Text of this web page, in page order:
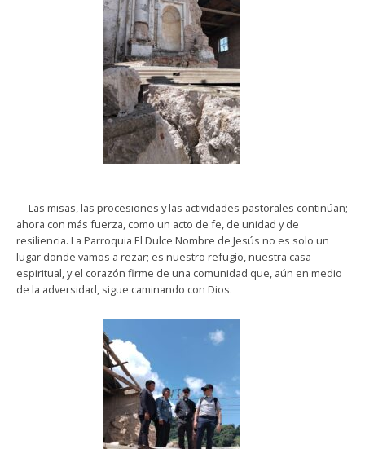
Las misas, las procesiones y las actividades pastorales continúan;
ahora con más fuerza, como un acto de fe, de unidad y de
resiliencia. La Parroquia El Dulce Nombre de Jesús no es solo un
lugar donde vamos a rezar; es nuestro refugio, nuestra casa
espiritual, y el corazón firme de una comunidad que, aún en medio
de la adversidad, sigue caminando con Dios.